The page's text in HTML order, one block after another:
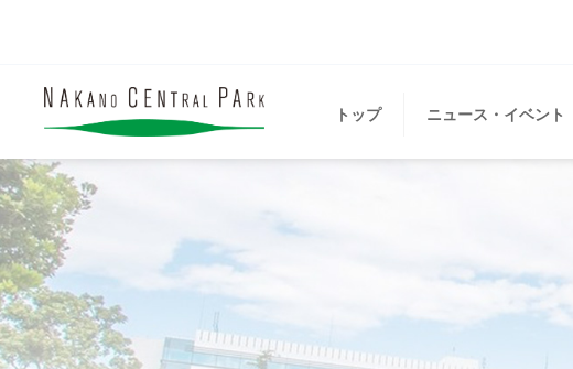
トップ ニュース・イベント